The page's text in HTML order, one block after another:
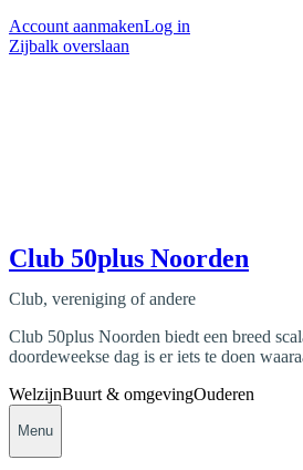
Account aanmakenLog in
Zijbalk overslaan
Club 50plus Noorden
Club, vereniging of andere
Club 50plus Noorden biedt een breed
doordeweekse dag is er iets te doen
WelzijnBuurt & omgevingOuderen
Menu